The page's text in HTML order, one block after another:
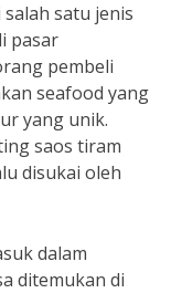
satu jenis
pasar
pembeli
seafood yang
yang unik.
saos tiram
disukai oleh
dalam
ditemukan di